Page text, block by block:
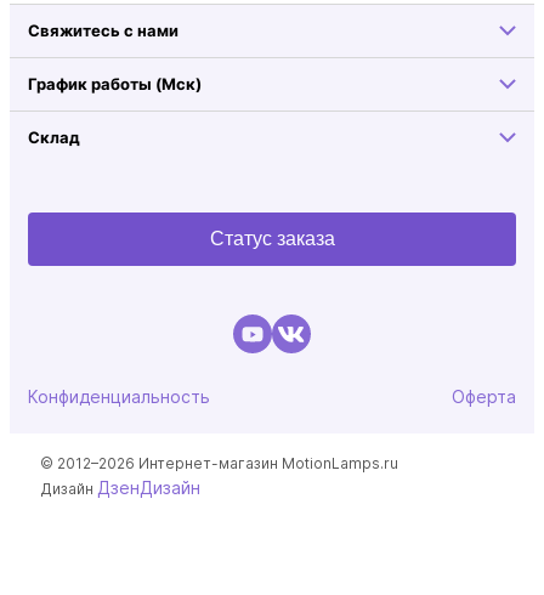
Свяжитесь с нами
График работы (Мск)
Склад
Статус заказа
Конфиденциальность Оферта
© 2012–2026 Интернет-магазин MotionLamps.ru
Дизайн ДзенДизайн